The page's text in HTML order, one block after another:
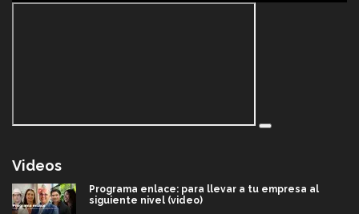
Videos
Programa enlace: para llevar a tu empresa al
siguiente nivel (video)